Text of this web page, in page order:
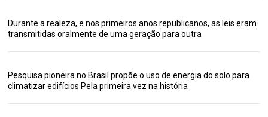
Durante a realeza, e nos primeiros anos republicanos, as leis eram
transmitidas oralmente de uma geração para outra
Pesquisa pioneira no Brasil propõe o uso de energia do solo para
climatizar edifícios Pela primeira vez na história